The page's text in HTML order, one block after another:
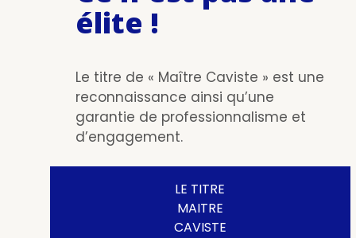
élite !
Le titre de « Maître Caviste » est une
reconnaissance ainsi qu’une
garantie de professionnalisme et
d’engagement.
LE TITRE
MAITRE
CAVISTE